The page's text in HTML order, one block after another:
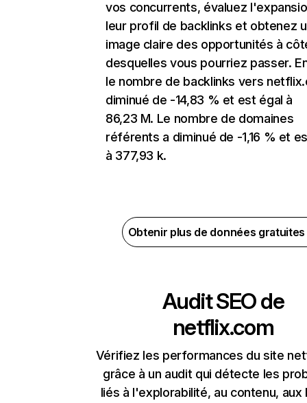
vos concurrents, évaluez
leur profil de backlinks et obtenez
image claire des opportunités à
desquelles vous pourriez passer.
le nombre de backlinks vers
diminué de -14,83 % et est égal à
86,23 M. Le nombre de domaines
référents a diminué de -1,16 % et
à 377,93 k.
Obtenir plus de données
Audit SEO de
netflix.com
Vérifiez les performances du site
grâce à un audit qui détecte les
liés à l'explorabilité, au contenu, aux